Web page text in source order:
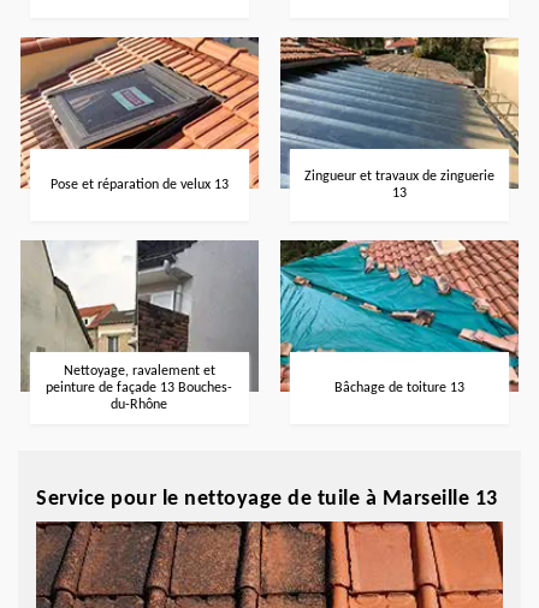
Pose et réparation de velux 13
Zingueur et travaux de zinguerie
13
Nettoyage, ravalement et
peinture de façade 13 Bouches-
du-Rhône
Bâchage de toiture 13
Service pour le nettoyage de tuile à Marseille 13